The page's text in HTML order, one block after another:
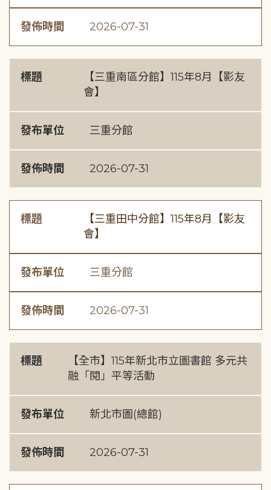
發佈時間 2026-07-31
標題
【三重南區分館】115年8月【影友
會】
發布單位 三重分館
發佈時間 2026-07-31
標題
【三重田中分館】115年8月【影友
會】
發布單位 三重分館
發佈時間 2026-07-31
標題
【全市】115年新北市立圖書館 多元共
融「閱」平等活動
發布單位 新北市圖(總館)
發佈時間 2026-07-31